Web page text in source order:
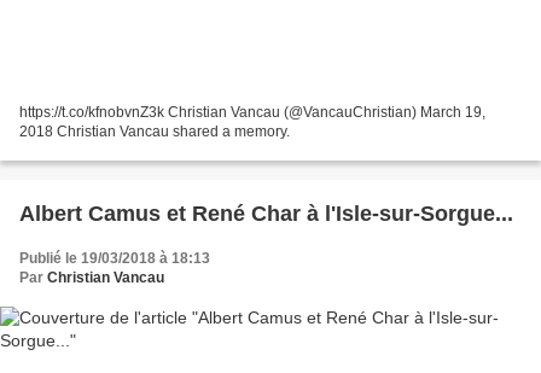
https://t.co/kfnobvnZ3k Christian Vancau (@VancauChristian) March 19,
2018 Christian Vancau shared a memory.
Albert Camus et René Char à l'Isle-sur-Sorgue...
Publié le 19/03/2018 à 18:13
Par Christian Vancau